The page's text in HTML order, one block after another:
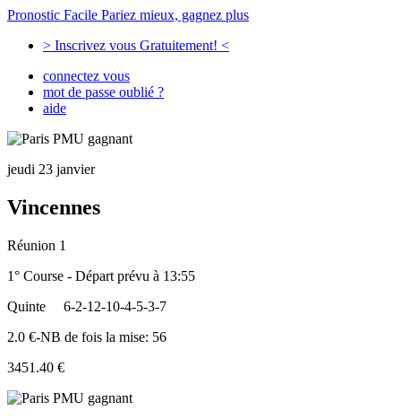
Pronostic Facile Pariez mieux, gagnez plus
> Inscrivez vous Gratuitement! <
connectez vous
mot de passe oublié ?
aide
jeudi 23 janvier
Vincennes
Réunion 1
1° Course - Départ prévu à 13:55
Quinte
6-2-12-10-4-5-3-7
2.0 €-NB de fois la mise: 56
3451.40 €